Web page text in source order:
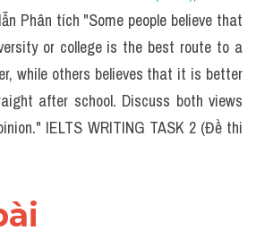
topic
Topic
Phân tích "Some people believe that
or college is the best route to a
while others believes that it is better
after school. Discuss both views
IELTS WRITING TASK 2 (Đề thi